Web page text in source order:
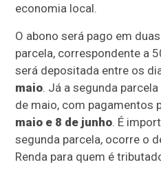
economia local.
O abono será pago em
parcela, correspondente a
será depositada entre os
maio. Já a segunda
de maio, com pagamentos
maio e 8 de junho. É
segunda parcela, ocorre o
Renda para quem é